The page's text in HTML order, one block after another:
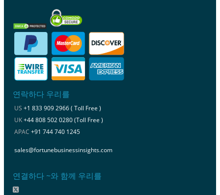
연락하다 우리를
US +1 833 909 2966 ( Toll Free )
UK+44 808 502 0280 (Toll Free )
APAC +91 744 740 1245
sales@fortunebusinessinsights.com
연결하다 ~와 함께 우리를